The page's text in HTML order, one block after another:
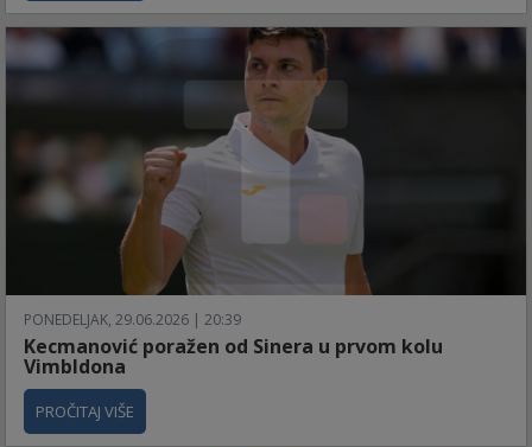
PONEDELJAK, 29.06.2026 | 20:39
Kecmanović poražen od Sinera u prvom kolu
Vimbldona
PROČITAJ VIŠE